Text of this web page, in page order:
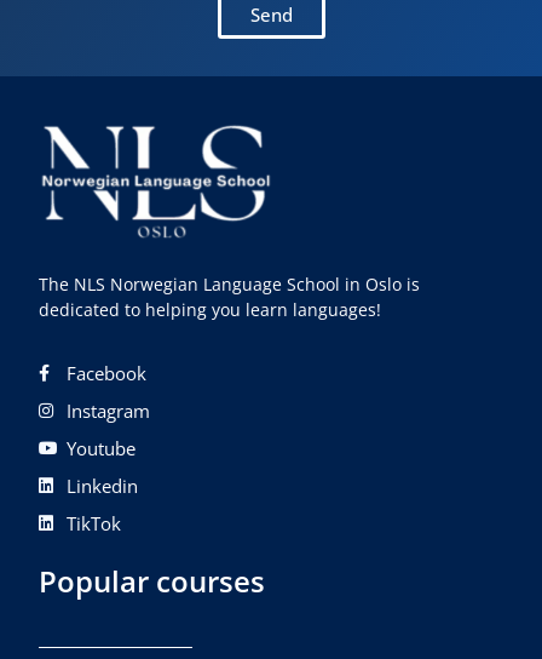
Send
The NLS Norwegian Language School in Oslo is
dedicated to helping you learn languages!
Facebook
Instagram
Youtube
Linkedin
TikTok
Popular courses